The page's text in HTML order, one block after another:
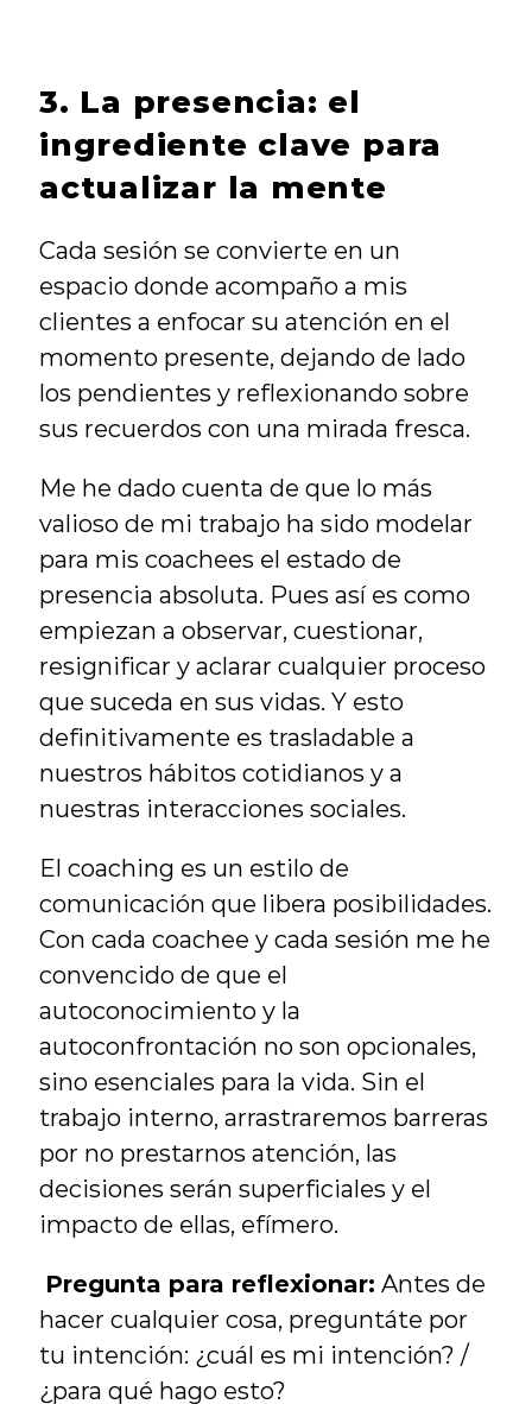
3. La presencia: el
ingrediente clave para
actualizar la mente
Cada sesión se convierte en un
espacio donde acompaño a mis
clientes a enfocar su atención en el
momento presente, dejando de lado
los pendientes y reflexionando sobre
sus recuerdos con una mirada fresca.
Me he dado cuenta de que lo más
valioso de mi trabajo ha sido modelar
para mis coachees el estado de
presencia absoluta. Pues así es como
empiezan a observar, cuestionar,
resignificar y aclarar cualquier proceso
que suceda en sus vidas. Y esto
definitivamente es trasladable a
nuestros hábitos cotidianos y a
nuestras interacciones sociales.
El coaching es un estilo de
comunicación que libera posibilidades.
Con cada coachee y cada sesión me he
convencido de que el
autoconocimiento y la
autoconfrontación no son opcionales,
sino esenciales para la vida. Sin el
trabajo interno, arrastraremos barreras
por no prestarnos atención, las
decisiones serán superficiales y el
impacto de ellas, efímero.
Pregunta para reflexionar: Antes de
hacer cualquier cosa, preguntáte por
tu intención: ¿cuál es mi intención? /
¿para qué hago esto?